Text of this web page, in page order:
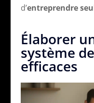
d’entreprendre
Élaborer
système
efficaces